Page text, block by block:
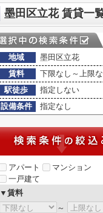
墨田区立花 賃貸一
地域
墨田区立花
賃料
下限なし～上限
駅徒歩
指定しない
設備条件
指定なし
アパート
マンション
一戸建て
▼賃料
～